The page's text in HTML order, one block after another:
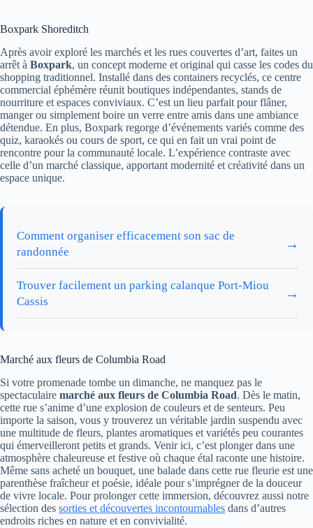
Boxpark Shoreditch
Après avoir exploré les marchés et les rues couvertes d’art, faites un
arrêt à Boxpark, un concept moderne et original qui casse les codes du
shopping traditionnel. Installé dans des containers recyclés, ce centre
commercial éphémère réunit boutiques indépendantes, stands de
nourriture et espaces conviviaux. C’est un lieu parfait pour flâner,
manger ou simplement boire un verre entre amis dans une ambiance
détendue. En plus, Boxpark regorge d’événements variés comme des
quiz, karaokés ou cours de sport, ce qui en fait un vrai point de
rencontre pour la communauté locale. L’expérience contraste avec
celle d’un marché classique, apportant modernité et créativité dans un
espace unique.
Comment organiser efficacement son sac de
randonnée
→
Trouver facilement un parking calanque Port-Miou
Cassis
→
Marché aux fleurs de Columbia Road
Si votre promenade tombe un dimanche, ne manquez pas le
spectaculaire marché aux fleurs de Columbia Road. Dès le matin,
cette rue s’anime d’une explosion de couleurs et de senteurs. Peu
importe la saison, vous y trouverez un véritable jardin suspendu avec
une multitude de fleurs, plantes aromatiques et variétés peu courantes
qui émerveilleront petits et grands. Venir ici, c’est plonger dans une
atmosphère chaleureuse et festive où chaque étal raconte une histoire.
Même sans acheté un bouquet, une balade dans cette rue fleurie est une
parenthèse fraîcheur et poésie, idéale pour s’imprégner de la douceur
de vivre locale. Pour prolonger cette immersion, découvrez aussi notre
sélection des sorties et découvertes incontournables dans d’autres
endroits riches en nature et en convivialité.